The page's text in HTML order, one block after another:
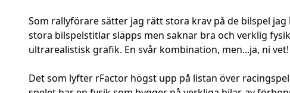
Som rallyförare sätter jag rätt stora krav på de bilspel
stora bilspelstitlar släpps men saknar bra och verklig
ultrarealistisk grafik. En svår kombination, men...ja, ni vet!
Det som lyfter rFactor högst upp på listan över